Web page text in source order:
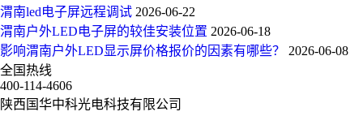
渭南led电子屏远程调试 2026-06-22
渭南户外LED电子屏的较佳安装位置 2026-06-18
影响渭南户外LED显示屏价格报价的因素有哪些？ 2026-06-08
全国热线
400-114-4606
陕西国华中科光电科技有限公司